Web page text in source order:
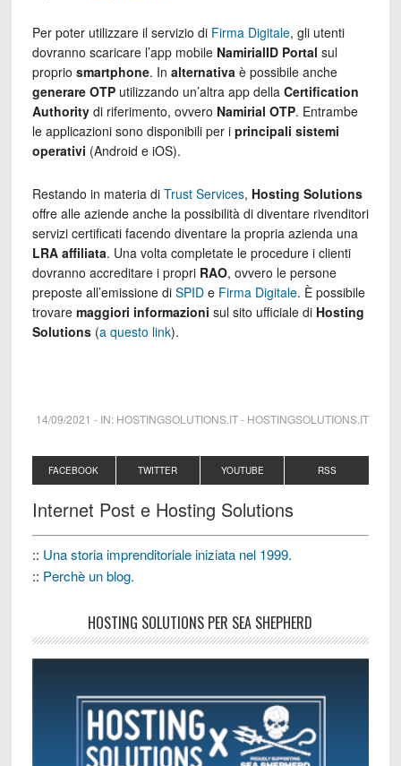
Per poter utilizzare il servizio di Firma Digitale, gli utenti
dovranno scaricare l’app mobile NamirialID Portal sul
proprio smartphone. In alternativaè possibile anche
generare OTPutilizzando un’altra app della Certification
Authoritydi riferimento, ovvero Namirial OTP. Entrambe
le applicazioni sono disponibili per i principali sistemi
operativi (Android e iOS).
Restando in materia di Trust Services, Hosting Solutions
offre alle aziende anche la possibilità di diventare rivenditori
servizi certificati facendo diventare la propria azienda una
LRA affiliata. Una volta completate le procedure i clienti
dovranno accreditare i propri RAO, ovvero le persone
preposte all’emissione di SPIDe Firma Digitale. È possibile
trovare maggiori informazioni sul sito ufficiale di Hosting
Solutions(a questo link).
14/09/2021 - IN: HOSTINGSOLUTIONS.IT- HOSTINGSOLUTIONS.IT
FACEBOOK TWITTER YOUTUBE RSS
Internet Post e Hosting Solutions
:: Una storia imprenditoriale iniziata nel 1999.
:: Perchè un blog.
HOSTING SOLUTIONS PER SEA SHEPHERD